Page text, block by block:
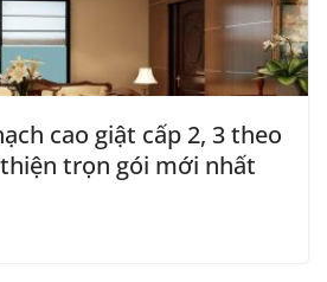
cao giật cấp 2, 3 theo
trọn gói mới nhất